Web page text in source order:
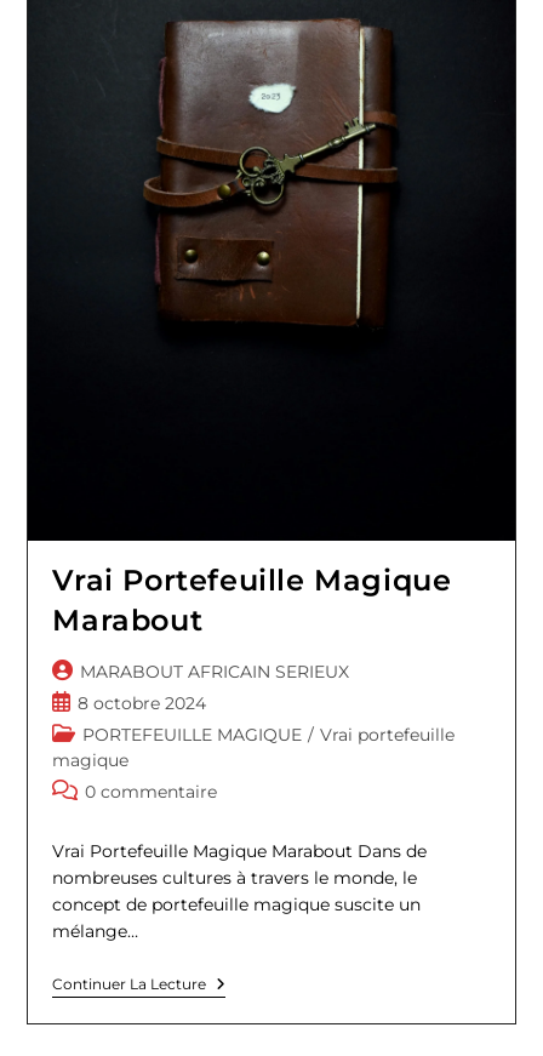
Vrai Portefeuille Magique
Marabout
Auteur/autrice
de
la
publication :
MARABOUT AFRICAIN SERIEUX
Publication
publiée :
8 octobre 2024
Post
category:
PORTEFEUILLE MAGIQUE / Vrai portefeuille
magique
Commentaires
la
publication :
0 commentaire
Vrai Portefeuille Magique Marabout Dans de
nombreuses cultures à travers le monde, le
concept de portefeuille magique suscite un
mélange…
Continuer La LectureVrai
Portefeuille
Magique